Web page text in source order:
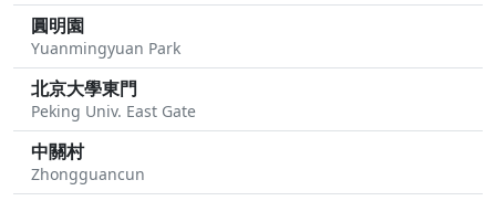
圓明園
Yuanmingyuan Park
北京大學東門
Peking Univ. East Gate
中關村
Zhongguancun